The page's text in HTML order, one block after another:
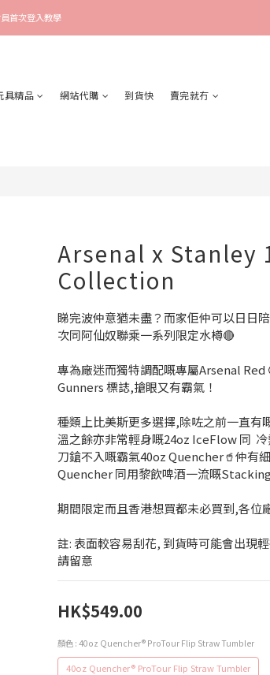
首次登入教學
具精品 網站代購 到貨快 賣完就冇
Arsenal x Stanley
Collection
睇完波仲意猶未盡？而家佢仲可以日日
次同阿仙奴聯乘一系列限定水樽🔴
專為廠迷而獨特調配嘅專屬Arsenal Red
Gunners 標誌,搶眼又有霸氣！
種類上比美斯更多選擇,除咗之前一直有
溫之餘亦非常輕身嘅24oz IceFlow 同
刀鎗不入嘅霸氣40oz Quencher🥤仲有
Quencher 同用黎飲啤酒一流嘅
期間限定而且香港想買都未必買到,各位
註: 表面較容易刮花, 到貨時可能會出現
請留意
HK$549.00
顏色 : 40oz Quencher® ProTour Flip Straw Tumbler
40oz Quencher® ProTour Flip Straw Tumbler